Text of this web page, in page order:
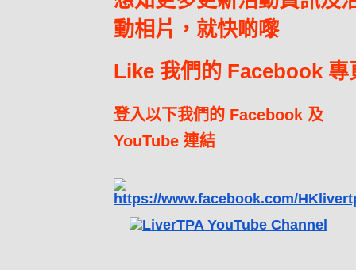
動相片，就快啲嚟
Like 我們的 Facebook 專
登入以下我們的 Facebook 及
YouTube 連結